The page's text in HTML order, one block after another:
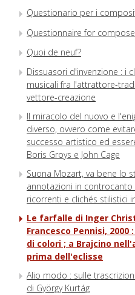
Questionario per i
Questionnaire for
Quoi de neuf?
Dissuasori d'invenzione : i
musicali fra l'attrattore-
vettore-creazione
Il miracolo del nuovo e
diverso, ovvero come
successo artistico ed
Boris Groys e John Cage
Suona Mozart, va bene lo
annotazioni in
ricorrenti e clichés stilistici
Le farfalle di Inger
Francesco Pennisi,
di colori ; a Brajcino
prima dell'eclisse
Alio modo : sulle
di György Kurtág